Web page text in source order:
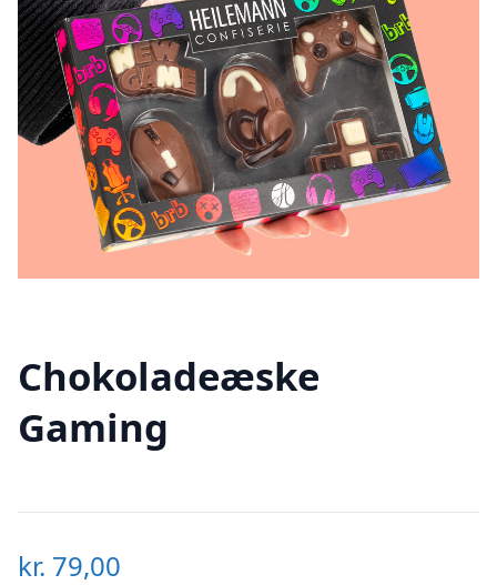
Chokoladeæske
Gaming
kr. 79,00